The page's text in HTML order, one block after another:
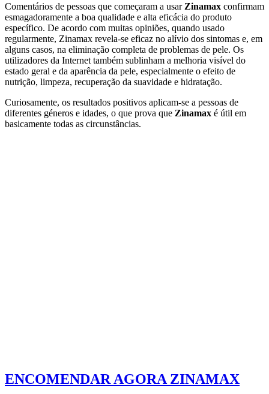
Comentários de pessoas que começaram a usar Zinamax confirmam
esmagadoramente a boa qualidade e alta eficácia do produto
específico. De acordo com muitas opiniões, quando usado
regularmente, Zinamax revela-se eficaz no alívio dos sintomas e, em
alguns casos, na eliminação completa de problemas de pele. Os
utilizadores da Internet também sublinham a melhoria visível do
estado geral e da aparência da pele, especialmente o efeito de
nutrição, limpeza, recuperação da suavidade e hidratação.
Curiosamente, os resultados positivos aplicam-se a pessoas de
diferentes géneros e idades, o que prova que Zinamax é útil em
basicamente todas as circunstâncias.
ENCOMENDAR AGORA ZINAMAX